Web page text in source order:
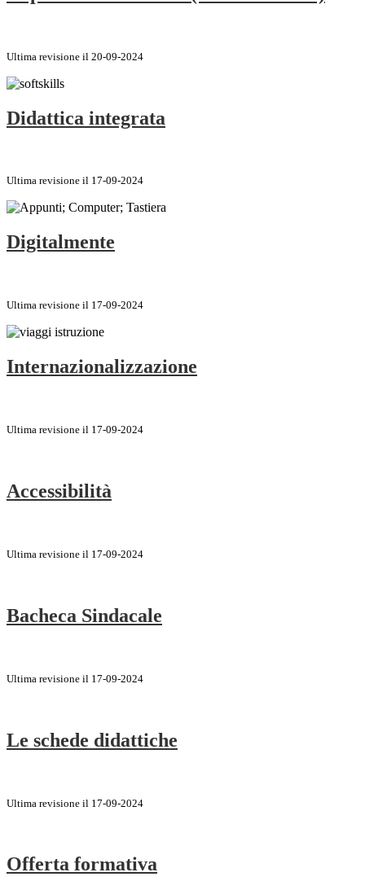
Ultima revisione il 20-09-2024
Didattica integrata
Ultima revisione il 17-09-2024
Digitalmente
Ultima revisione il 17-09-2024
Internazionalizzazione
Ultima revisione il 17-09-2024
Accessibilità
Ultima revisione il 17-09-2024
Bacheca Sindacale
Ultima revisione il 17-09-2024
Le schede didattiche
Ultima revisione il 17-09-2024
Offerta formativa